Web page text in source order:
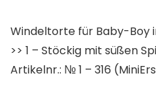
Windeltorte für Baby-Boy
>> 1 – Stöckig mit süßen
Artikelnr.: № 1 – 316